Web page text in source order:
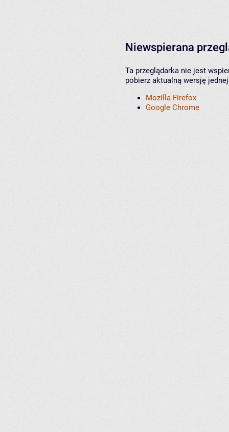
Niewspierana
Ta przeglądarka nie jest
pobierz aktualną wersję
Mozilla Firefox
Google Chrome